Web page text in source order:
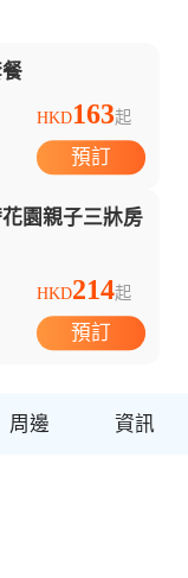
HKD163起
預訂
園親子三牀房
HKD214起
預訂
周邊 資訊